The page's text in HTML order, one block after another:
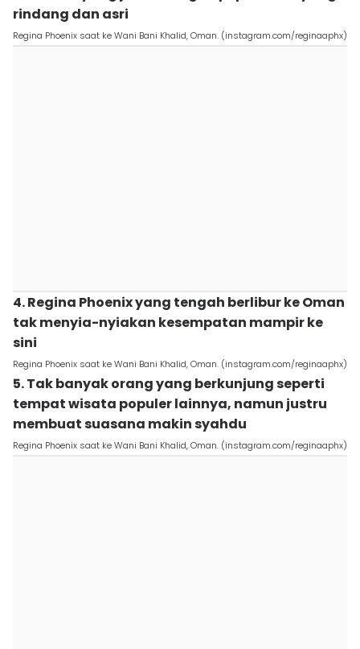
rindang dan asri
Regina Phoenix saat ke Wani Bani Khalid, Oman. (instagram.com/reginaaphx)
4. Regina Phoenix yang tengah berlibur ke Oman
tak menyia-nyiakan kesempatan mampir ke
sini
Regina Phoenix saat ke Wani Bani Khalid, Oman. (instagram.com/reginaaphx)
5. Tak banyak orang yang berkunjung seperti
tempat wisata populer lainnya, namun justru
membuat suasana makin syahdu
Regina Phoenix saat ke Wani Bani Khalid, Oman. (instagram.com/reginaaphx)